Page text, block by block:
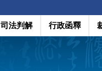
司法判解 行政函釋